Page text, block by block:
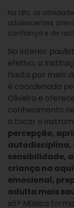
Na LBV, as
adolescentes
confiança e do
No interior
efetivo, a
flauta por meio
é coordenada
Oliveira e
conhecimento
a tocar o
percepção,
autodisciplina,
sensibilidade,
criança na
emocional,
adulta mais
só? Música